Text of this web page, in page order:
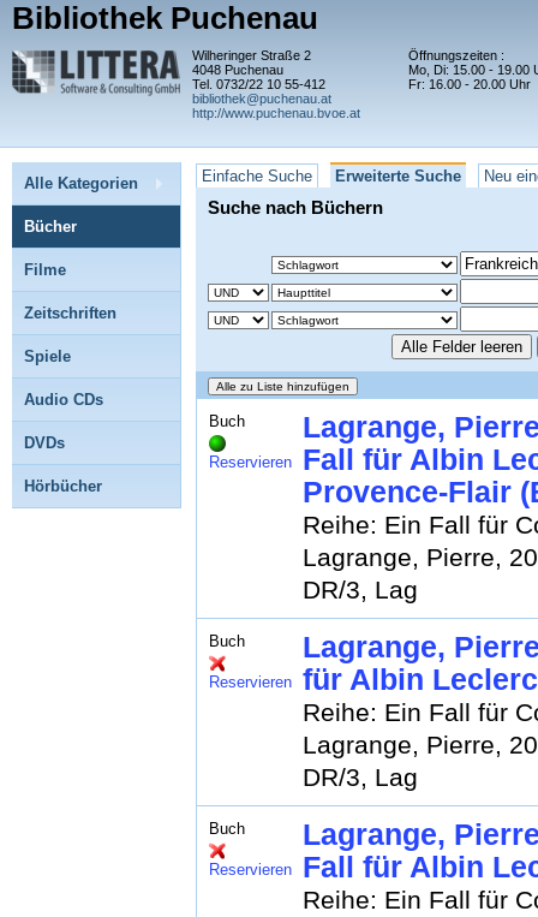
Bibliothek Puchenau
Wilheringer Straße 2
4048 Puchenau
Tel. 0732/22 10 55-412
bibliothek@puchenau.at
http://www.puchenau.bvoe.at
Öffnungszeiten :
Mo, Di: 15.00 - 19.00
Fr: 16.00 - 20.00 Uhr
Einfache Suche Erweiterte Suche Neu
Suche nach Büchern
Buch
Reservieren
Lagrange,
Fall für Albin
Provence-Flair
Reihe: Ein Fall für
Lagrange, Pierre,
DR/3, Lag
Buch
Reservieren
Lagrange,
für Albin
Reihe: Ein Fall für
Lagrange, Pierre,
DR/3, Lag
Buch
Reservieren
Lagrange,
Fall für Albin
Reihe: Ein Fall für
Alle Kategorien
Bücher
Filme
Zeitschriften
Spiele
Audio CDs
DVDs
Hörbücher